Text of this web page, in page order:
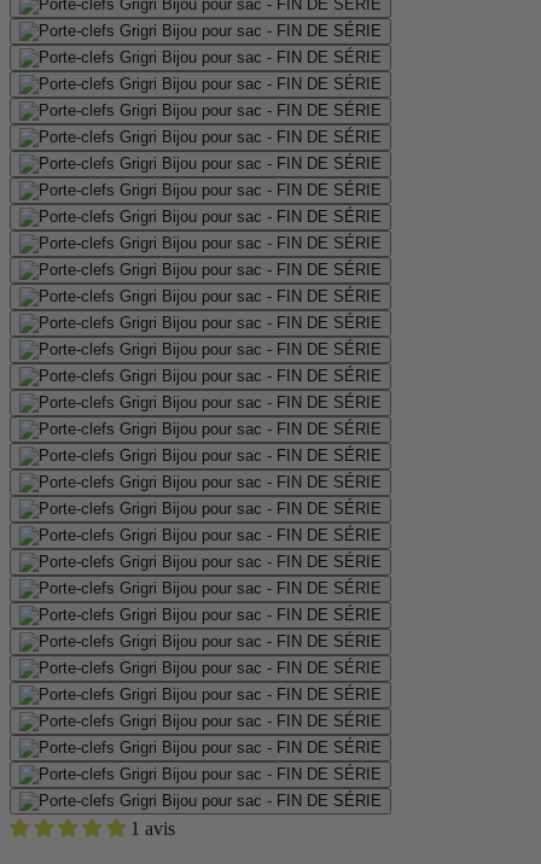
1 avis